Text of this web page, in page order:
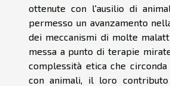
ottenute con l'ausilio di
permesso un avanzamento
dei meccanismi di molte
messa a punto di terapie
complessità etica che
con animali, il loro